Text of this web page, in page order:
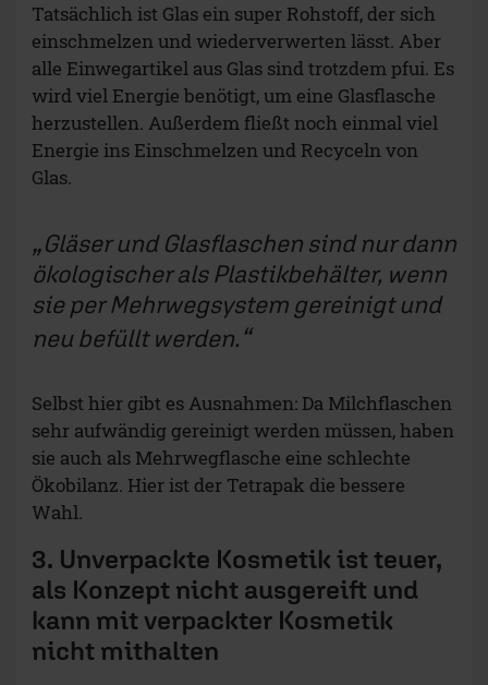
Tatsächlich ist Glas ein super Rohstoff, der sich
einschmelzen und wiederverwerten lässt. Aber
alle Einwegartikel aus Glas sind trotzdem pfui. Es
wird viel Energie benötigt, um eine Glasflasche
herzustellen. Außerdem fließt noch einmal viel
Energie ins Einschmelzen und Recyceln von
Glas.
Gläser und Glasflaschen sind nur dann
ökologischer als Plastikbehälter, wenn
sie per Mehrwegsystem gereinigt und
neu befüllt werden.
Selbst hier gibt es Ausnahmen: Da Milchflaschen
sehr aufwändig gereinigt werden müssen, haben
sie auch als Mehrwegflasche eine schlechte
Ökobilanz. Hier ist der Tetrapak die bessere
Wahl.
3. Unverpackte Kosmetik ist teuer,
als Konzept nicht ausgereift und
kann mit verpackter Kosmetik
nicht mithalten